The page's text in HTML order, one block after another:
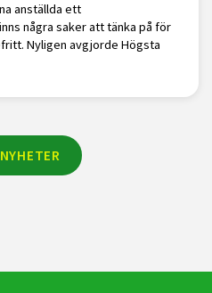
anställda ett
några saker att tänka på för
Nyligen avgjorde Högsta